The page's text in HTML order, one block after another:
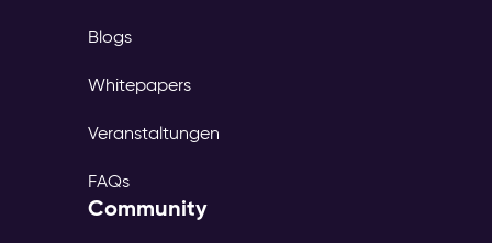
Blogs
Whitepapers
Veranstaltungen
FAQs
Community